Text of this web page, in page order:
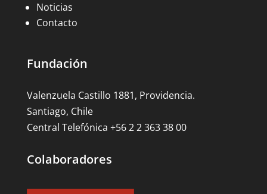
Noticias
Contacto
Fundación
Valenzuela Castillo 1881, Providencia.
Santiago, Chile
Central Telefónica +56 2 2 363 38 00
Colaboradores